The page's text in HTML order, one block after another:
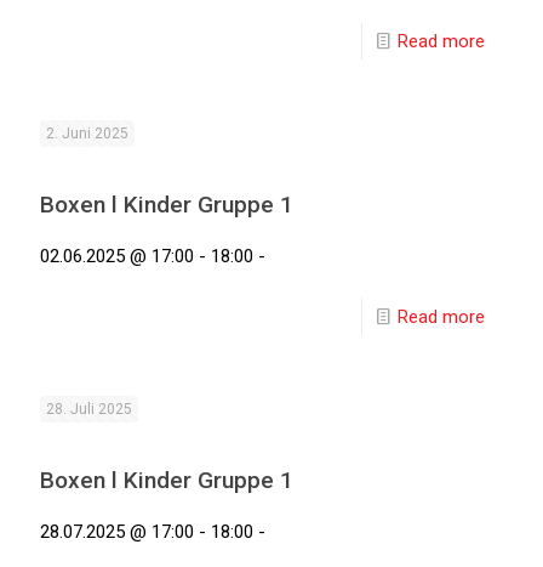
Read more
2. Juni 2025
Boxen l Kinder Gruppe 1
02.06.2025 @ 17:00 - 18:00 -
Read more
28. Juli 2025
Boxen l Kinder Gruppe 1
28.07.2025 @ 17:00 - 18:00 -